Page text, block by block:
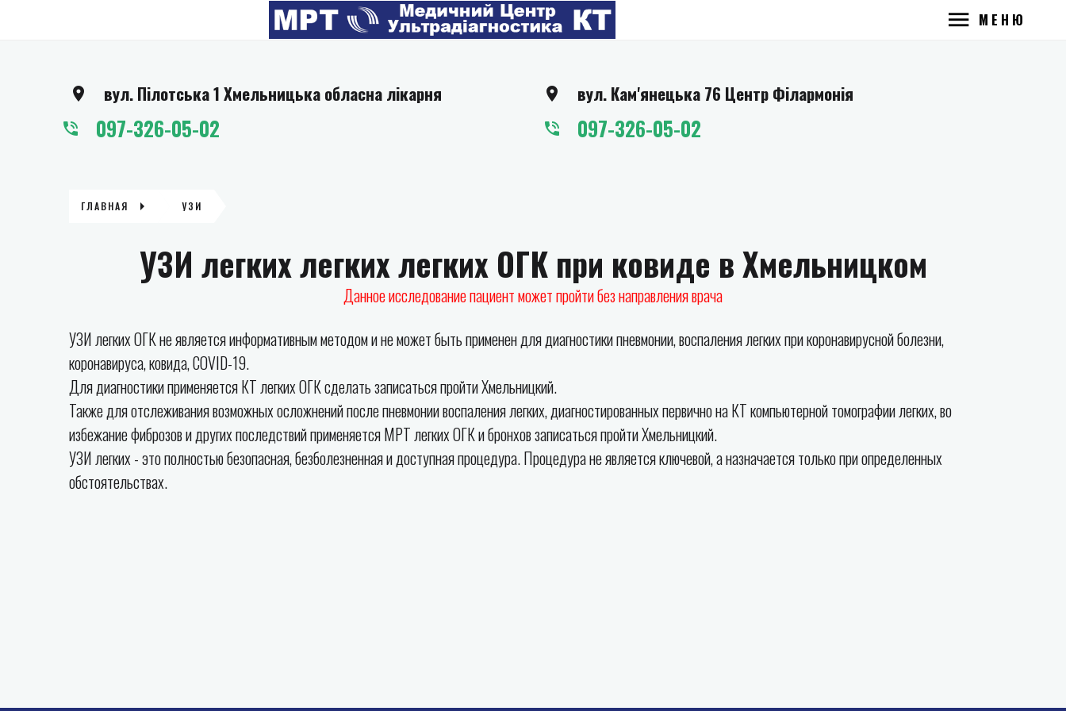
МЕНЮ
вул. Пілотська 1 Хмельницька обласна лікарня
097-326-05-02
вул. Кам'янецька 76 Центр Філармонія
097-326-05-02
ГЛАВНАЯ УЗИ
УЗИ легких легких легких ОГК при ковиде в Хмельницком
Данное исследование пациент может пройти без направления врача
УЗИ легких ОГК не является информативным методом и не может быть применен для диагностики пневмонии, воспаления легких при коронавирусной болезни,
коронавируса, ковида, СOVID-19.
Для диагностики применяется КТ легких ОГК сделать записаться пройти Хмельницкий.
Также для отслеживания возможных осложнений после пневмонии воспаления легких, диагностированных первично на КТ компьютерной томографии легких, во
избежание фиброзов и других последствий применяется МРТ легких ОГК и бронхов записаться пройти Хмельницкий.
УЗИ легких - это полностью безопасная, безболезненная и доступная процедура. Процедура не является ключевой, а назначается только при определенных
обстоятельствах.